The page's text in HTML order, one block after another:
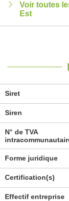
Voir toutes
Est
Siret
Siren
N° de TVA
Forme juridique
Certification(s)
Effectif entreprise